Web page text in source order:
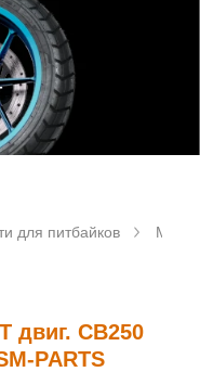
для питбайков Мотор
двиг. CB250
PARTS